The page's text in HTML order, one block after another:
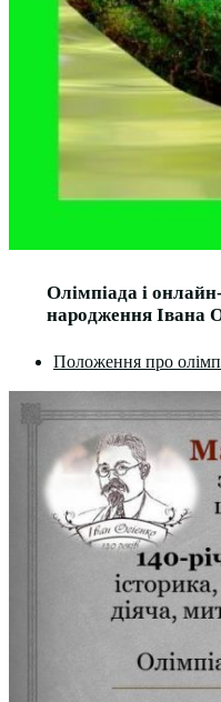
Олімпіада і
народження Івана
Положення про